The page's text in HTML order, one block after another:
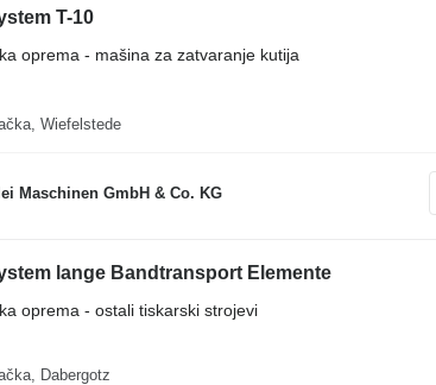
T-10
oprema - mašina za zatvaranje kutija
Wiefelstede
Maschinen GmbH & Co. KG
lange Bandtransport Elemente
oprema - ostali tiskarski strojevi
Dabergotz